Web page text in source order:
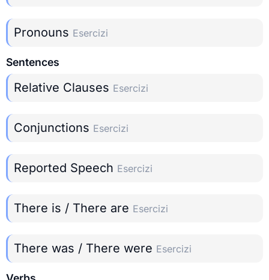
Pronouns Esercizi
Sentences
Relative Clauses Esercizi
Conjunctions Esercizi
Reported Speech Esercizi
There is / There are Esercizi
There was / There were Esercizi